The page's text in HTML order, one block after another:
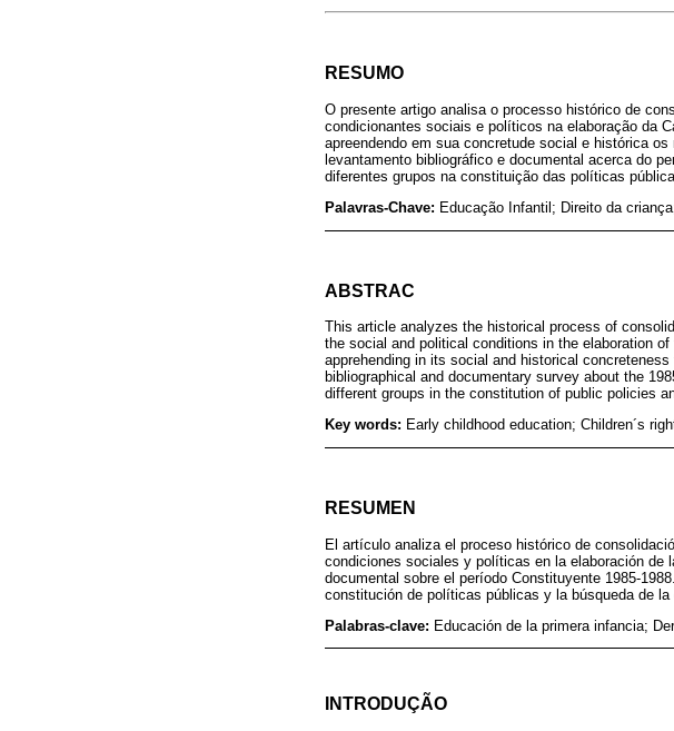
RESUMO
O presente artigo analisa o processo histórico de
condicionantes sociais e políticos na elaboração da
apreendendo em sua concretude social e histórica
levantamento bibliográfico e documental acerca do
diferentes grupos na constituição das políticas
Palavras-Chave: Educação Infantil; Direito da
ABSTRAC
This article analyzes the historical process of
the social and political conditions in the elaboration
apprehending in its social and historical
bibliographical and documentary survey about the
different groups in the constitution of public policies
Key words: Early childhood education; Children´s
RESUMEN
El artículo analiza el proceso histórico de
condiciones sociales y políticas en la elaboración de
documental sobre el período Constituyente 1985-
constitución de políticas públicas y la búsqueda de
Palabras-clave: Educación de la primera infancia;
INTRODUÇÃO